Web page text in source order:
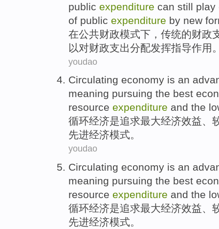
public expenditure can still play
of public expenditure by new
在公共财政模式下 ， 传统的财政
以对财政支出分配发挥指导作用
youdao
Circulating economy is an
meaning pursuing the best
resource expenditure and the
循环经济是追求最大经济效益、
先进经济模式。
youdao
Circulating economy is an
meaning pursuing the best
resource expenditure and the
循环经济是追求最大经济效益、
先进经济模式。